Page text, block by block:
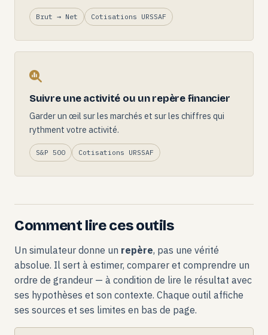
Brut → Net Cotisations URSSAF
Suivre une activité ou un repère financier
Garder un œil sur les marchés et sur les chiffres qui
rythment votre activité.
S&P 500 Cotisations URSSAF
Comment lire ces outils
Un simulateur donne un repère, pas une vérité
absolue. Il sert à estimer, comparer et comprendre un
ordre de grandeur — à condition de lire le résultat avec
ses hypothèses et son contexte. Chaque outil affiche
ses sources et ses limites en bas de page.